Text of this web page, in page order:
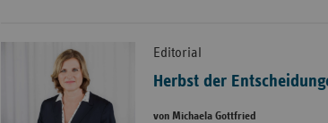
Editorial
Herbst der
von Michaela Gottfried